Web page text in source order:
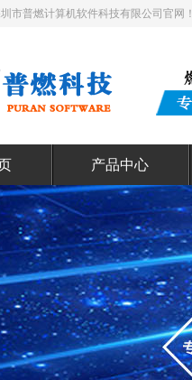
市普燃计算机软件科技有限公司官网！
产品中心